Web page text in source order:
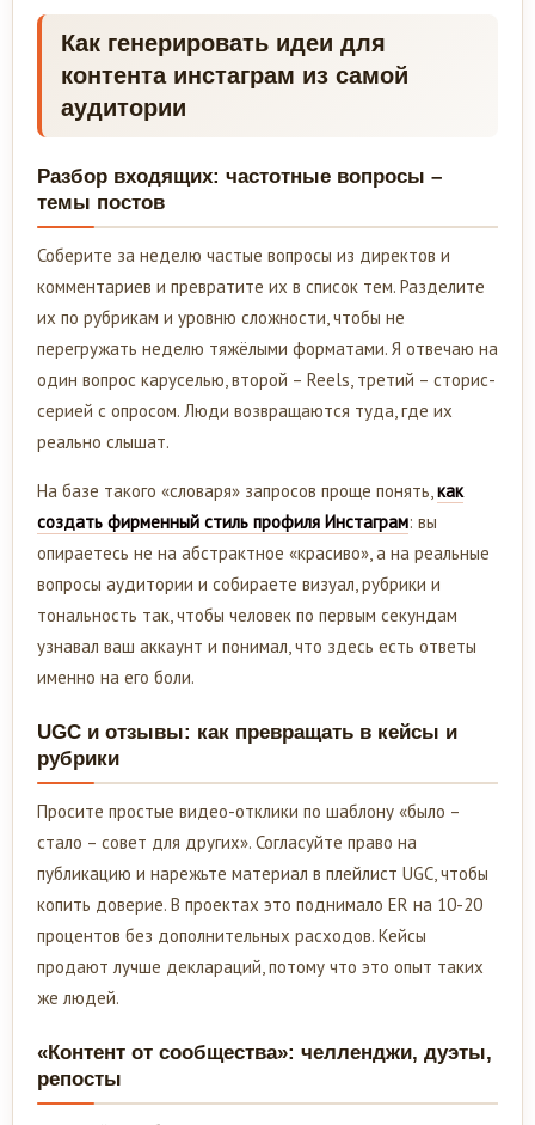
Как генерировать идеи для
контента инстаграм из самой
аудитории
Разбор входящих: частотные вопросы –
темы постов
Соберите за неделю частые вопросы из директов и
комментариев и превратите их в список тем. Разделите
их по рубрикам и уровню сложности, чтобы не
перегружать неделю тяжёлыми форматами. Я отвечаю на
один вопрос каруселью, второй – Reels, третий – сторис-
серией с опросом. Люди возвращаются туда, где их
реально слышат.
На базе такого «словаря» запросов проще понять,как
создать фирменный стиль профиля Инстаграм: вы
опираетесь не на абстрактное «красиво», а на реальные
вопросы аудитории и собираете визуал, рубрики и
тональность так, чтобы человек по первым секундам
узнавал ваш аккаунт и понимал, что здесь есть ответы
именно на его боли.
UGC и отзывы: как превращать в кейсы и
рубрики
Просите простые видео-отклики по шаблону «было –
стало – совет для других». Согласуйте право на
публикацию и нарежьте материал в плейлист UGC, чтобы
копить доверие. В проектах это поднимало ER на 10-20
процентов без дополнительных расходов. Кейсы
продают лучше деклараций, потому что это опыт таких
же людей.
«Контент от сообщества»: челленджи, дуэты,
репосты